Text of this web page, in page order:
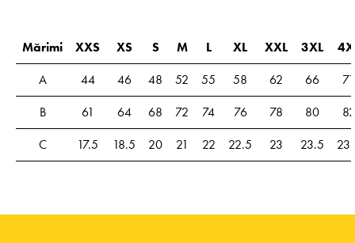
Mărimi XXS XS S M L XL XXL 3XL
A
44 46 48 52 55 58 62 66
71
B
61 64 68 72 74 76 78 80
82
C
17.5 18.5 20 21 22 22.5 23 23.5